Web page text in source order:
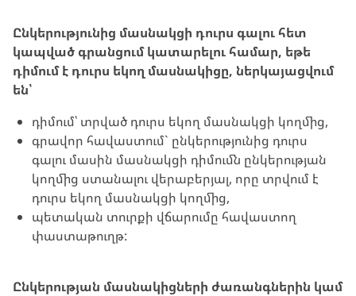
Ընկերությունից մասնակցի դուրս գալու հետ
կապված գրանցում կատարելու համար, եթե
դիմում է դուրս եկող մասնակիցը, ներկայացվում
են՝
դիմում՝ տրված դուրս եկող մասնակցի կողմից,
գրավոր հավաստում` ընկերությունից դուրս
գալու մասին մասնակցի դիմումն ընկերության
կողմից ստանալու վերաբերյալ, որը տրվում է
դուրս եկող մասնակցի կողմից,
պետական տուրքի վճարումը հավաստող
փաստաթուղթ:
Ընկերության մասնակիցների ժառանգներին կամ